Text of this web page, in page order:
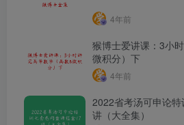
4年前
猴博士爱讲课：3小
微积分）下
4年前
2022省考汤可申论
讲（大全集）